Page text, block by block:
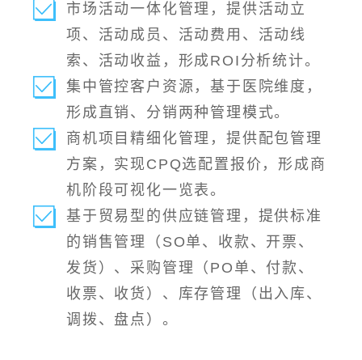
市场活动一体化管理，提供活动立
项、活动成员、活动费用、活动线
索、活动收益，形成ROI分析统计。
集中管控客户资源，基于医院维度，
形成直销、分销两种管理模式。
商机项目精细化管理，提供配包管理
方案，实现CPQ选配置报价，形成商
机阶段可视化一览表。
基于贸易型的供应链管理，提供标准
的销售管理（SO单、收款、开票、
发货）、采购管理（PO单、付款、
收票、收货）、库存管理（出入库、
调拨、盘点）。